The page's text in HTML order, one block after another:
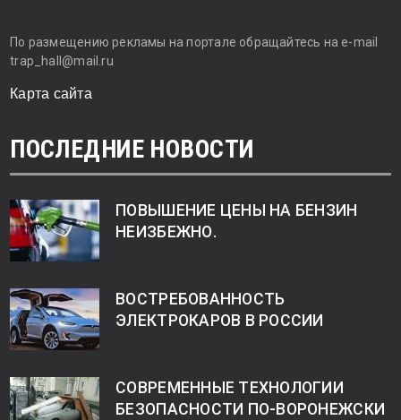
По размещению рекламы на портале обращайтесь на e-mail
trap_hall@mail.ru
Карта сайта
ПОСЛЕДНИЕ НОВОСТИ
ПОВЫШЕНИЕ ЦЕНЫ НА БЕНЗИН
НЕИЗБЕЖНО.
ВОСТРЕБОВАННОСТЬ
ЭЛЕКТРОКАРОВ В РОССИИ
СОВРЕМЕННЫЕ ТЕХНОЛОГИИ
БЕЗОПАСНОСТИ ПО-ВОРОНЕЖСКИ